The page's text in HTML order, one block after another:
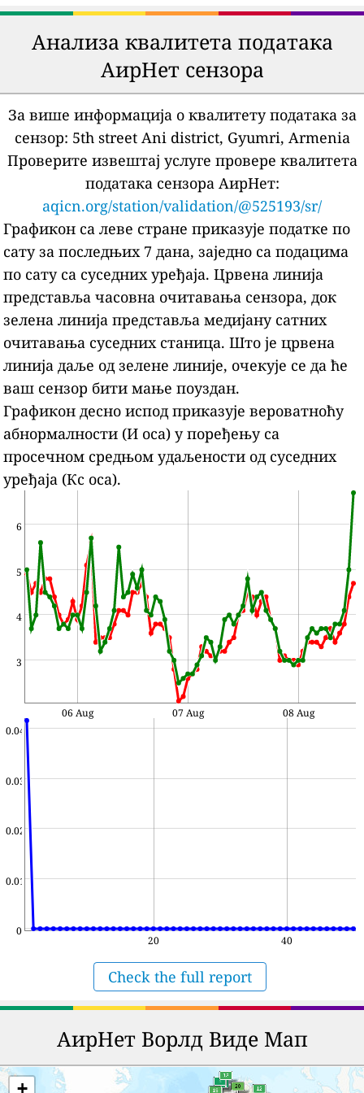
Анализа квалитета података
АирНет сензора
За више информација о квалитету података за
сензор: 5th street Ani district, Gyumri, Armenia
Проверите извештај услуге провере квалитета
података сензора АирНет:
aqicn.org/station/validation/@525193/sr/
Графикон са леве стране приказује податке по
сату за последњих 7 дана, заједно са подацима
по сату са суседних уређаја. Црвена линија
представља часовна очитавања сензора, док
зелена линија представља медијану сатних
очитавања суседних станица. Што је црвена
линија даље од зелене линије, очекује се да ће
ваш сензор бити мање поуздан.
Графикон десно испод приказује вероватноћу
абнормалности (И оса) у поређењу са
просечном средњом удаљености од суседних
уређаја (Кс оса).
3
4
5
6
06 Aug 07 Aug 08 Aug
0
0.01
0.02
0.03
0.04
20 40
Check the full report
АирНет Ворлд Виде Мап
+